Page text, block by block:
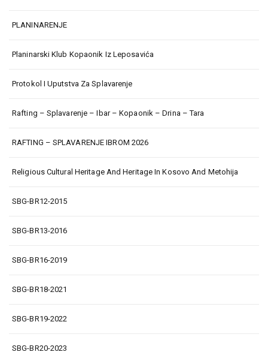
PLANINARENJE
Planinarski Klub Kopaonik Iz Leposavića
Protokol I Uputstva Za Splavarenje
Rafting – Splavarenje – Ibar – Kopaonik – Drina – Tara
RAFTING – SPLAVARENJE IBROM 2026
Religious Cultural Heritage And Heritage In Kosovo And Metohija
SBG-BR12-2015
SBG-BR13-2016
SBG-BR16-2019
SBG-BR18-2021
SBG-BR19-2022
SBG-BR20-2023